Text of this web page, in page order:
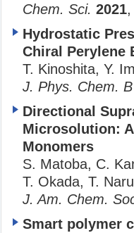
Chem. Sci. 2021
Hydrostatic
Chiral Perylene
T. Kinoshita, Y.
J. Phys. Chem. B
Directional
Microsolution:
Monomers
S. Matoba, C.
T. Okada, T.
J. Am. Chem.
Smart polymer